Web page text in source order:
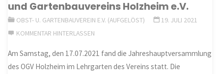
Holzheim"
und Gartenbauvereins Holzheim e.V.
OBST- U. GARTENBAUVEREIN E.V. (AUFGELÖST)
19. JULI 2021
KOMMENTAR HINTERLASSEN
Am Samstag, den 17.07.2021 fand die Jahreshauptversammlung
des OGV Holzheim im Lehrgarten des Vereins statt. Die